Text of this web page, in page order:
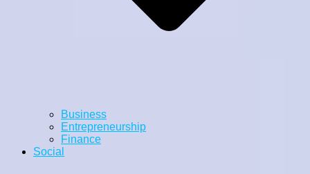
Business
Entrepreneurship
Finance
Social